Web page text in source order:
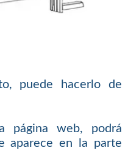
puede hacerlo de
página web, podrá
aparece en la parte